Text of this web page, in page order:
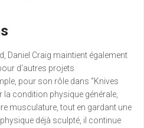
Daniel Craig maintient également
d’autres projets
pour son rôle dans “Knives
la condition physique générale,
musculature, tout en gardant une
déjà sculpté, il continue